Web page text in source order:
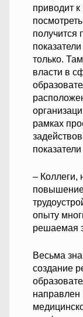
приводит
получится
только.
власти в
рамках
– Коллеги,
опыту
решаемая
Весьма
создание